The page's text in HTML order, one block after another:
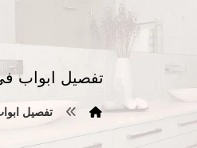
تفصيل ابواب
تفصيل